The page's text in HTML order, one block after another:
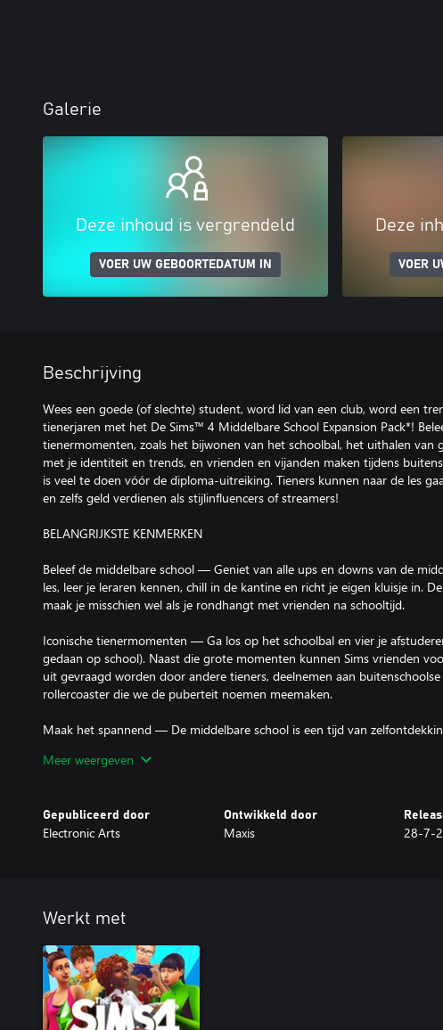
Galerie
Deze inhoud is vergrendeld
VOER UW GEBOORTEDATUM IN
Deze
VOER
Beschrijving
Wees een goede (of slechte) student, word lid van een club, word een
tienerjaren met het De Sims™ 4 Middelbare School Expansion Pack*!
tienermomenten, zoals het bijwonen van het schoolbal, het uithalen van
met je identiteit en trends, en vrienden en vijanden maken tijdens
is veel te doen vóór de diploma-uitreiking. Tieners kunnen naar de les
en zelfs geld verdienen als stijlinfluencers of streamers!
BELANGRIJKSTE KENMERKEN
Beleef de middelbare school — Geniet van alle ups en downs van de
les, leer je leraren kennen, chill in de kantine en richt je eigen kluisje in.
maak je misschien wel als je rondhangt met vrienden na schooltijd.
Iconische tienermomenten — Ga los op het schoolbal en vier je
gedaan op school). Naast die grote momenten kunnen Sims vrienden
uit gevraagd worden door andere tieners, deelnemen aan
rollercoaster die we de puberteit noemen meemaken.
Maak het spannend — De middelbare school is een tijd van
Tieners zullen ontdekken wat ze wel en niet leuk vinden, en kansen
Ontdek je eigen stijl — Pas je slaapkamer aan aan je persoonlijkheid, plan
*VEREIST DE SIMS 4 (APART VERKRIJGBAAR) EN ALLE GAME UPDATES.
Meer weergeven
Gepubliceerd door
Electronic Arts
Ontwikkeld door
Maxis 28-7-
Werkt met